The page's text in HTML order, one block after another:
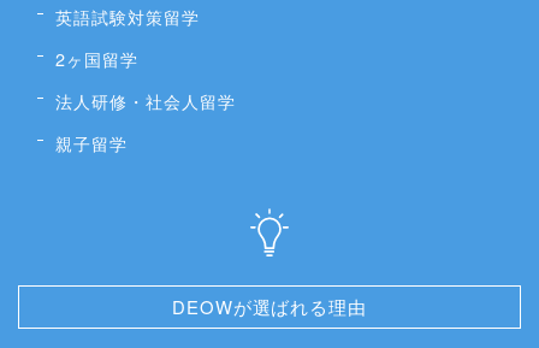
英語試験対策留学
2ヶ国留学
法人研修・社会人留学
親子留学
DEOWが選ばれる理由